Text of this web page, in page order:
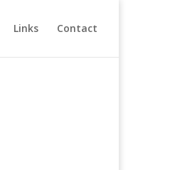
Links Contact